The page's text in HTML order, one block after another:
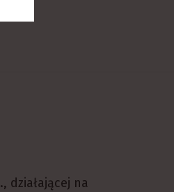
., działającej na